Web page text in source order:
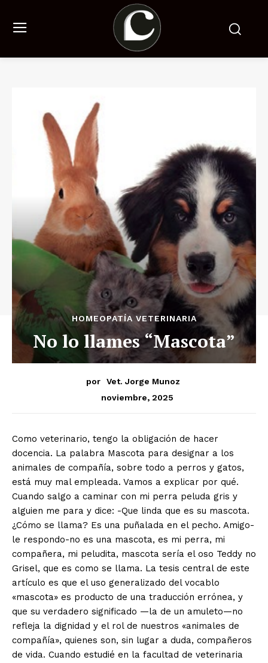
HOMEOPATÍA VETERINARIA
No lo llames “Mascota”
por
Vet. Jorge Munoz
noviembre, 2025
Como veterinario, tengo la obligación de hacer
docencia. La palabra Mascota para designar a los
animales de compañía, sobre todo a perros y gatos,
está muy mal empleada. Vamos a explicar por qué.
Cuando salgo a caminar con mi perra peluda gris y
alguien me para y dice: -Que linda que es su mascota.
¿Cómo se llama? Es una puñalada en el pecho. Amigo-
le respondo-no es una mascota, es mi perra, mi
compañera, mi peludita, mascota sería el oso Teddy no
Grisel, que es como se llama. La tesis central de este
artículo es que el uso generalizado del vocablo
«mascota» es producto de una traducción errónea, y
que su verdadero significado —la de un amuleto—no
refleja la dignidad y el rol de nuestros «animales de
compañía», quienes son, sin lugar a duda, compañeros
de vida. Cuando estudié en la facultad de veterinaria